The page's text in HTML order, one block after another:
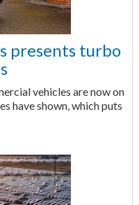
presents turbo
vehicles are now on
have shown, which puts